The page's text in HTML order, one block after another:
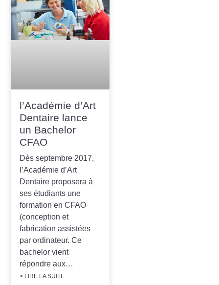
l’Académie d’Art
Dentaire lance
un Bachelor
CFAO
Dès septembre 2017,
l’Académie d’Art
Dentaire proposera à
ses étudiants une
formation en CFAO
(conception et
fabrication assistées
par ordinateur. Ce
bachelor vient
répondre aux…
> LIRE LA SUITE